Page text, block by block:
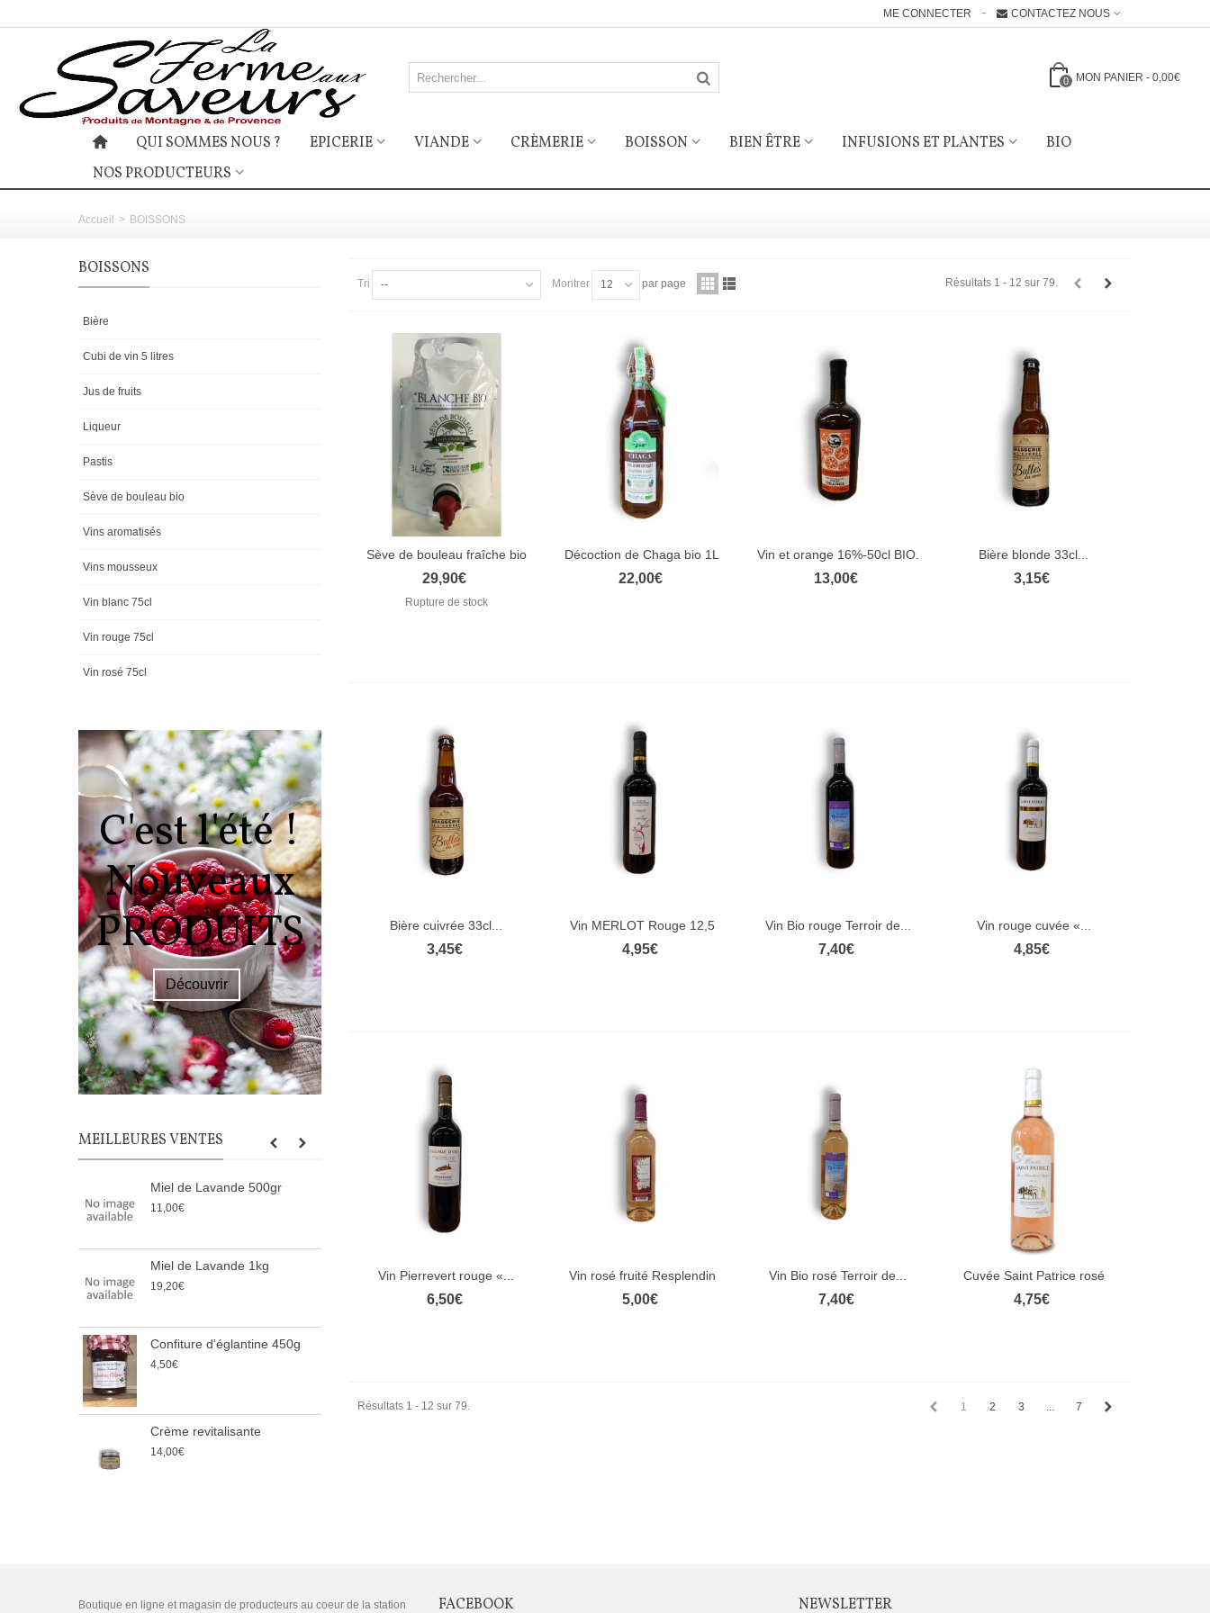
CONTACTEZ NOUS
ME CONNECTER
0 MON PANIER - 0,00€
QUI SOMMES NOUS ? EPICERIE VIANDE CRÈMERIE BOISSON BIEN ÊTRE INFUSIONS ET PLANTES
BIO
NOS PRODUCTEURS
Accueil > BOISSONS
BOISSONS
Bière
Cubi de vin 5 litres
Jus de fruits
Liqueur
Pastis
Sève de bouleau bio
Vins aromatisés
Vins mousseux
Vin blanc 75cl
Vin rouge 75cl
Vin rosé 75cl
C'est l'été !
Nouveaux
PRODUITS
Découvrir
NOS
LOCAUX
MEILLEURES VENTES
Miel de Lavande 500gr
11,00€
Miel de Lavande 1kg
19,20€
Confiture d'églantine 450g
4,50€
Crème revitalisante
14,00€
Colombes
Les yeux doux
7,50€
Tri -- Montrer 12 par page Résultats 1 - 12 sur 79.
Aperçu rapide
Sève de bouleau fraîche bio
3 L
29,90€
Rupture de stock
Aperçu rapide
Décoction de Chaga bio 1L
22,00€
Aperçu rapide
Vin et orange 16%-50cl BIO.
13,00€
Aperçu rapide
Bière blonde 33cl...
3,15€
Aperçu rapide
Bière cuivrée 33cl...
3,45€
Aperçu rapide
Vin MERLOT Rouge 12,5
%-75cl
4,95€
Aperçu rapide
Vin Bio rouge Terroir de...
7,40€
Aperçu rapide
Vin rouge cuvée «...
4,85€
Aperçu rapide
Vin Pierrevert rouge «...
6,50€
Aperçu rapide
Vin rosé fruité Resplendin
75cl.
5,00€
Aperçu rapide
Vin Bio rosé Terroir de...
7,40€
Aperçu rapide
Cuvée Saint Patrice rosé
75cl
4,75€
1 2 3 ... 7
Résultats 1 - 12 sur 79.
Boutique en ligne et magasin de producteurs au coeur de la station FACEBOOK NEWSLETTER